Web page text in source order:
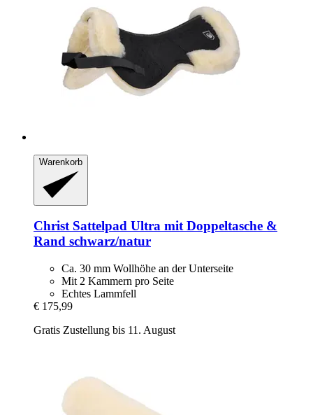
Warenkorb
ChristSattelpad Ultra mit Doppeltasche &
Rand schwarz/natur
Ca. 30 mm Wollhöhe an der Unterseite
Mit 2 Kammern pro Seite
Echtes Lammfell
€ 175,99
Gratis Zustellung bis 11. August